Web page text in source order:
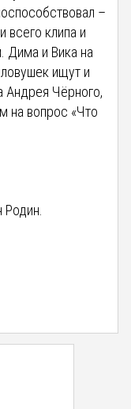
–
всего клипа и
Дима и Вика на
ищут и
Андрея Чёрного,
на вопрос «Что